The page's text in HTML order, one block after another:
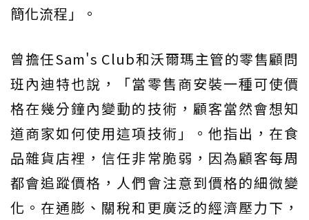
簡化流程」。
曾擔任Sam's Club和沃爾瑪主管的零售顧問
班內迪特也說，「當零售商安裝一種可使價
格在幾分鐘內變動的技術，顧客當然會想知
道商家如何使用這項技術」。他指出，在食
品雜貨店裡，信任非常脆弱，因為顧客每周
都會追蹤價格，人們會注意到價格的細微變
化。在通膨、關稅和更廣泛的經濟壓力下，